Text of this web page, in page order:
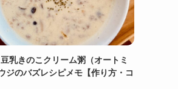
豆乳きのこクリーム粥（オートミ
ジのバズレシピメモ【作り方・コ